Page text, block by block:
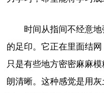
时间从指间不经意
的足印。它正在里面结
只是有些地方密密麻麻
朗清晰。这种感觉是用